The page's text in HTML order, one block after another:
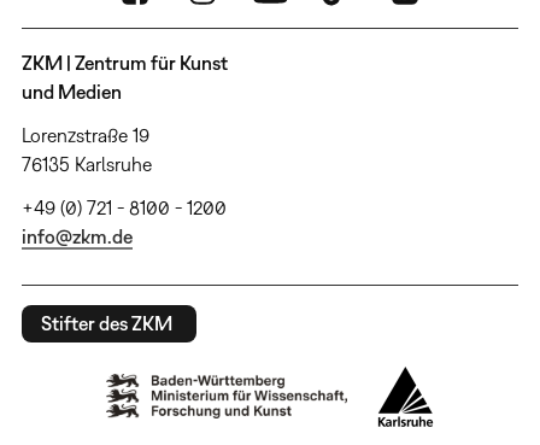
ZKM | Zentrum für Kunst
und Medien
Lorenzstraße 19
76135 Karlsruhe
+49 (0) 721 - 8100 - 1200
info@zkm.de
Stifter des ZKM